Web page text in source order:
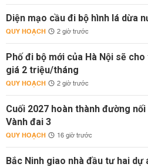
Diện mạo cầu đi bộ hình lá dừa
QUY HOẠCH 2 giờ trước
Phố đi bộ mới của Hà Nội sẽ
giá 2 triệu/tháng
QUY HOẠCH 2 giờ trước
Cuối 2027 hoàn thành đường
Vành đai 3
QUY HOẠCH 16 giờ trước
Bắc Ninh giao nhà đầu tư hai dự